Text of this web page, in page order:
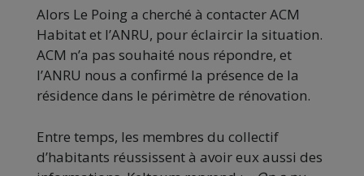
Alors Le Poing a cherché à contacter ACM
Habitat et l’ANRU, pour éclaircir la situation.
ACM n’a pas souhaité nous répondre, et
l’ANRU nous a confirmé la présence de la
résidence dans le périmètre de rénovation.
Entre temps, les membres du collectif
d’habitants réussissent à avoir eux aussi des